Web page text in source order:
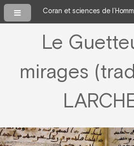
Coran et sciences de
Le
mirages